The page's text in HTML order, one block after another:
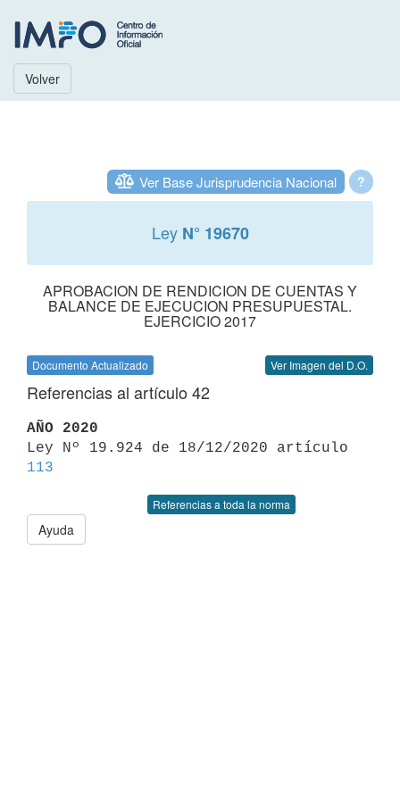
Volver
?
Ver Base Jurisprudencia Nacional
Ley N° 19670
APROBACION DE RENDICION DE CUENTAS Y
BALANCE DE EJECUCION PRESUPUESTAL.
EJERCICIO 2017
Documento Actualizado Ver Imagen del D.O.
Referencias al artículo 42
AÑO 2020
113
Referencias a toda la norma
Ayuda